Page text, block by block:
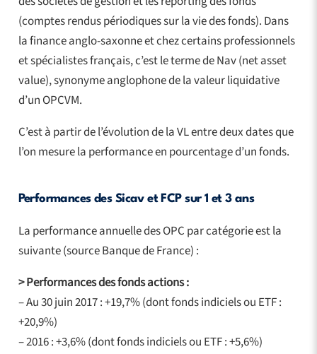
(comptes rendus périodiques sur la vie des fonds). Dans
la finance anglo-saxonne et chez certains professionnels
et spécialistes français, c’est le terme de Nav (net asset
value), synonyme anglophone de la valeur liquidative
d’un OPCVM.
C’est à partir de l’évolution de la VL entre deux dates que
l’on mesure la performance en pourcentage d’un fonds.
Performances des Sicav et FCP sur 1 et 3 ans
La performance annuelle des OPC par catégorie est la
suivante (source Banque de France) :
> Performances des fonds actions :
– Au 30 juin 2017 : +19,7% (dont fonds indiciels ou ETF :
+20,9%)
– 2016 : +3,6% (dont fonds indiciels ou ETF : +5,6%)